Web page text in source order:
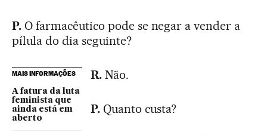
P.O farmacêutico pode se negar a vender a
pílula do dia seguinte?
MAIS INFORMAÇÕES
A fatura da luta
feminista que
ainda está em
aberto
R.Não.
P.Quanto custa?